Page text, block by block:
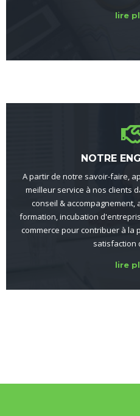
lire
NOTRE
A partir de notre savoir-faire,
meilleur service à nos clients
conseil & accompagnement,
formation, incubation
commerce pour contribuer à la
satisfaction
lire